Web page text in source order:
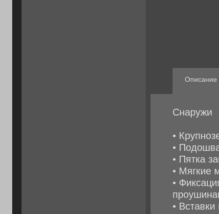
Описание
Снаружи
•
•
• Пятка
• Мягкие
•
•